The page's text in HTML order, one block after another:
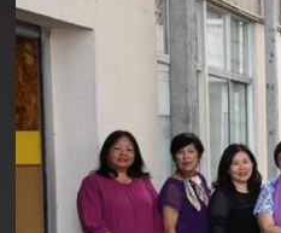
貿易協議完成簽署達成6大目標、
簽署「對等貿易協定」確立對等關
接受「法新社」（AFP）專訪內容
部長林佳龍於《外交事務》撰文指